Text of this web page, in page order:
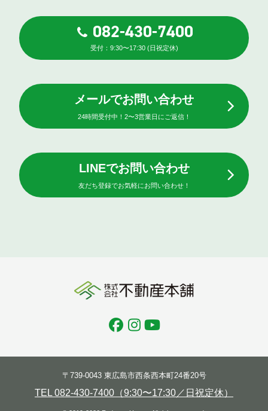
082-430-7400
受付：9:30〜17:30 (日祝定休)
メールでお問い合わせ
24時間受付中！2〜3営業日にご返信！
LINEでお問い合わせ
友だち登録でお気軽にお問い合わせ！
〒739-0043 東広島市西条西本町24番20号
TEL 082-430-7400（9:30〜17:30／日祝定休）